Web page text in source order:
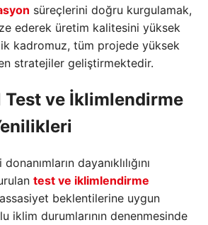
süreçlerini doğru kurgulamak,
ederek üretim kalitesini yüksek
kadromuz, tüm projede yüksek
stratejiler geliştirmektedir.
Test ve İklimlendirme
dayanıklılığını
test ve iklimlendirme
beklentilerine uygun
iklim durumlarının denenmesinde